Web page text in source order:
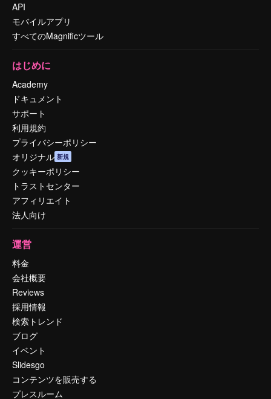
API
モバイルアプリ
すべてのMagnificツール
はじめに
Academy
ドキュメント
サポート
利用規約
プライバシーポリシー
オリジナル 新規
クッキーポリシー
トラストセンター
アフィリエイト
法人向け
運営
料金
会社概要
Reviews
採用情報
検索トレンド
ブログ
イベント
Slidesgo
コンテンツを販売する
プレスルーム